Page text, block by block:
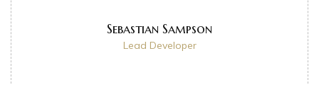
Sebastian Sampson
Lead Developer